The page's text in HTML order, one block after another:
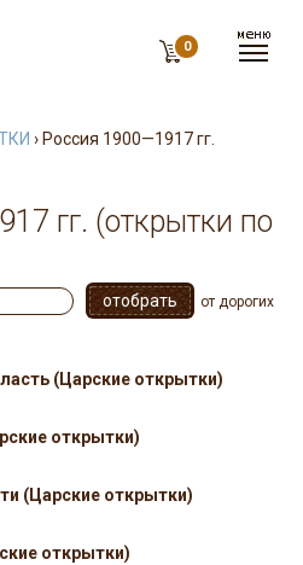
0
› Россия 1900—1917 гг.
гг. (открытки по
от дорогих
(Царские открытки)
открытки)
(Царские открытки)
открытки)